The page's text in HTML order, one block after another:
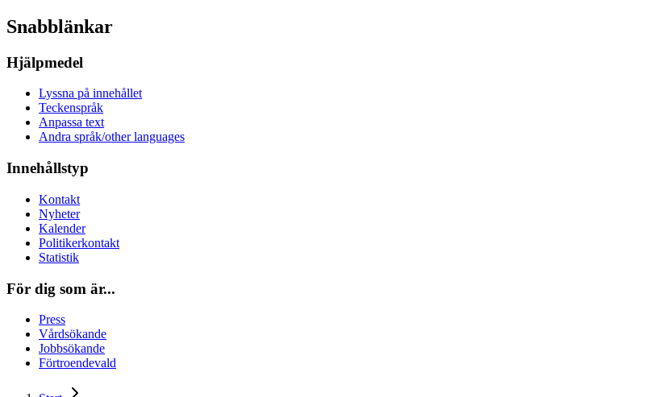
Snabblänkar
Hjälpmedel
Lyssna på innehållet
Teckenspråk
Anpassa text
Andra språk/other languages
Innehållstyp
Kontakt
Nyheter
Kalender
Politikerkontakt
Statistik
För dig som är...
Press
Vårdsökande
Jobbsökande
Förtroendevald